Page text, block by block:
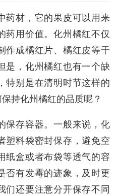
药材，它的果皮可以用来
药用价值。化州橘红不仅
作成橘红片、橘红皮等干
是，化州橘红也有一个缺
特别是在清明时节这样的
持化州橘红的品质呢？
保存容器。一般来说，化
塑料袋密封保存，避免空
纸盒或者布袋等透气的容
否有发霉的迹象，及时更
们还要注意分开保存不同